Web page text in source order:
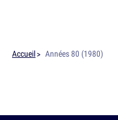
Accueil Années 80 (1980)